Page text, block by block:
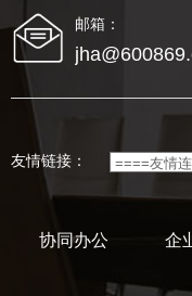
邮箱：
友情链接：
协同办公 企